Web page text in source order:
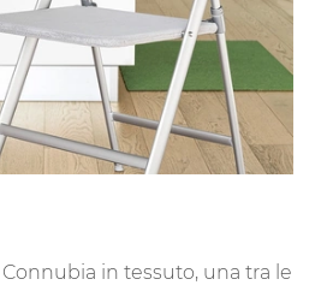
in tessuto, una tra le